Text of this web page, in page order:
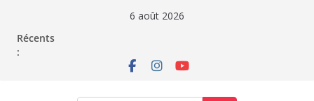
contenu
6 août 2026
Récents
: